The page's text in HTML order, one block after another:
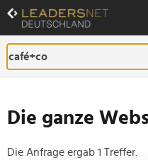
Zum
Inhalt
Zur
Fußzeilen-
Navigation
Die ganze
Die Anfrage ergab 1 Treffer.